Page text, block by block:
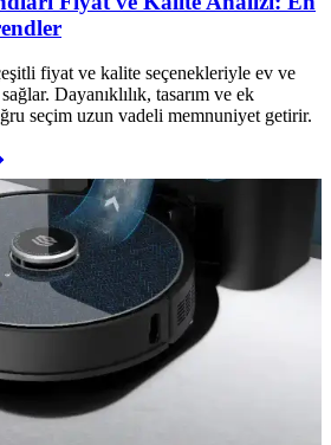
fiyat ve kalite seçenekleriyle ev ve
Dayanıklılık, tasarım ve ek
seçim uzun vadeli memnuniyet getirir.